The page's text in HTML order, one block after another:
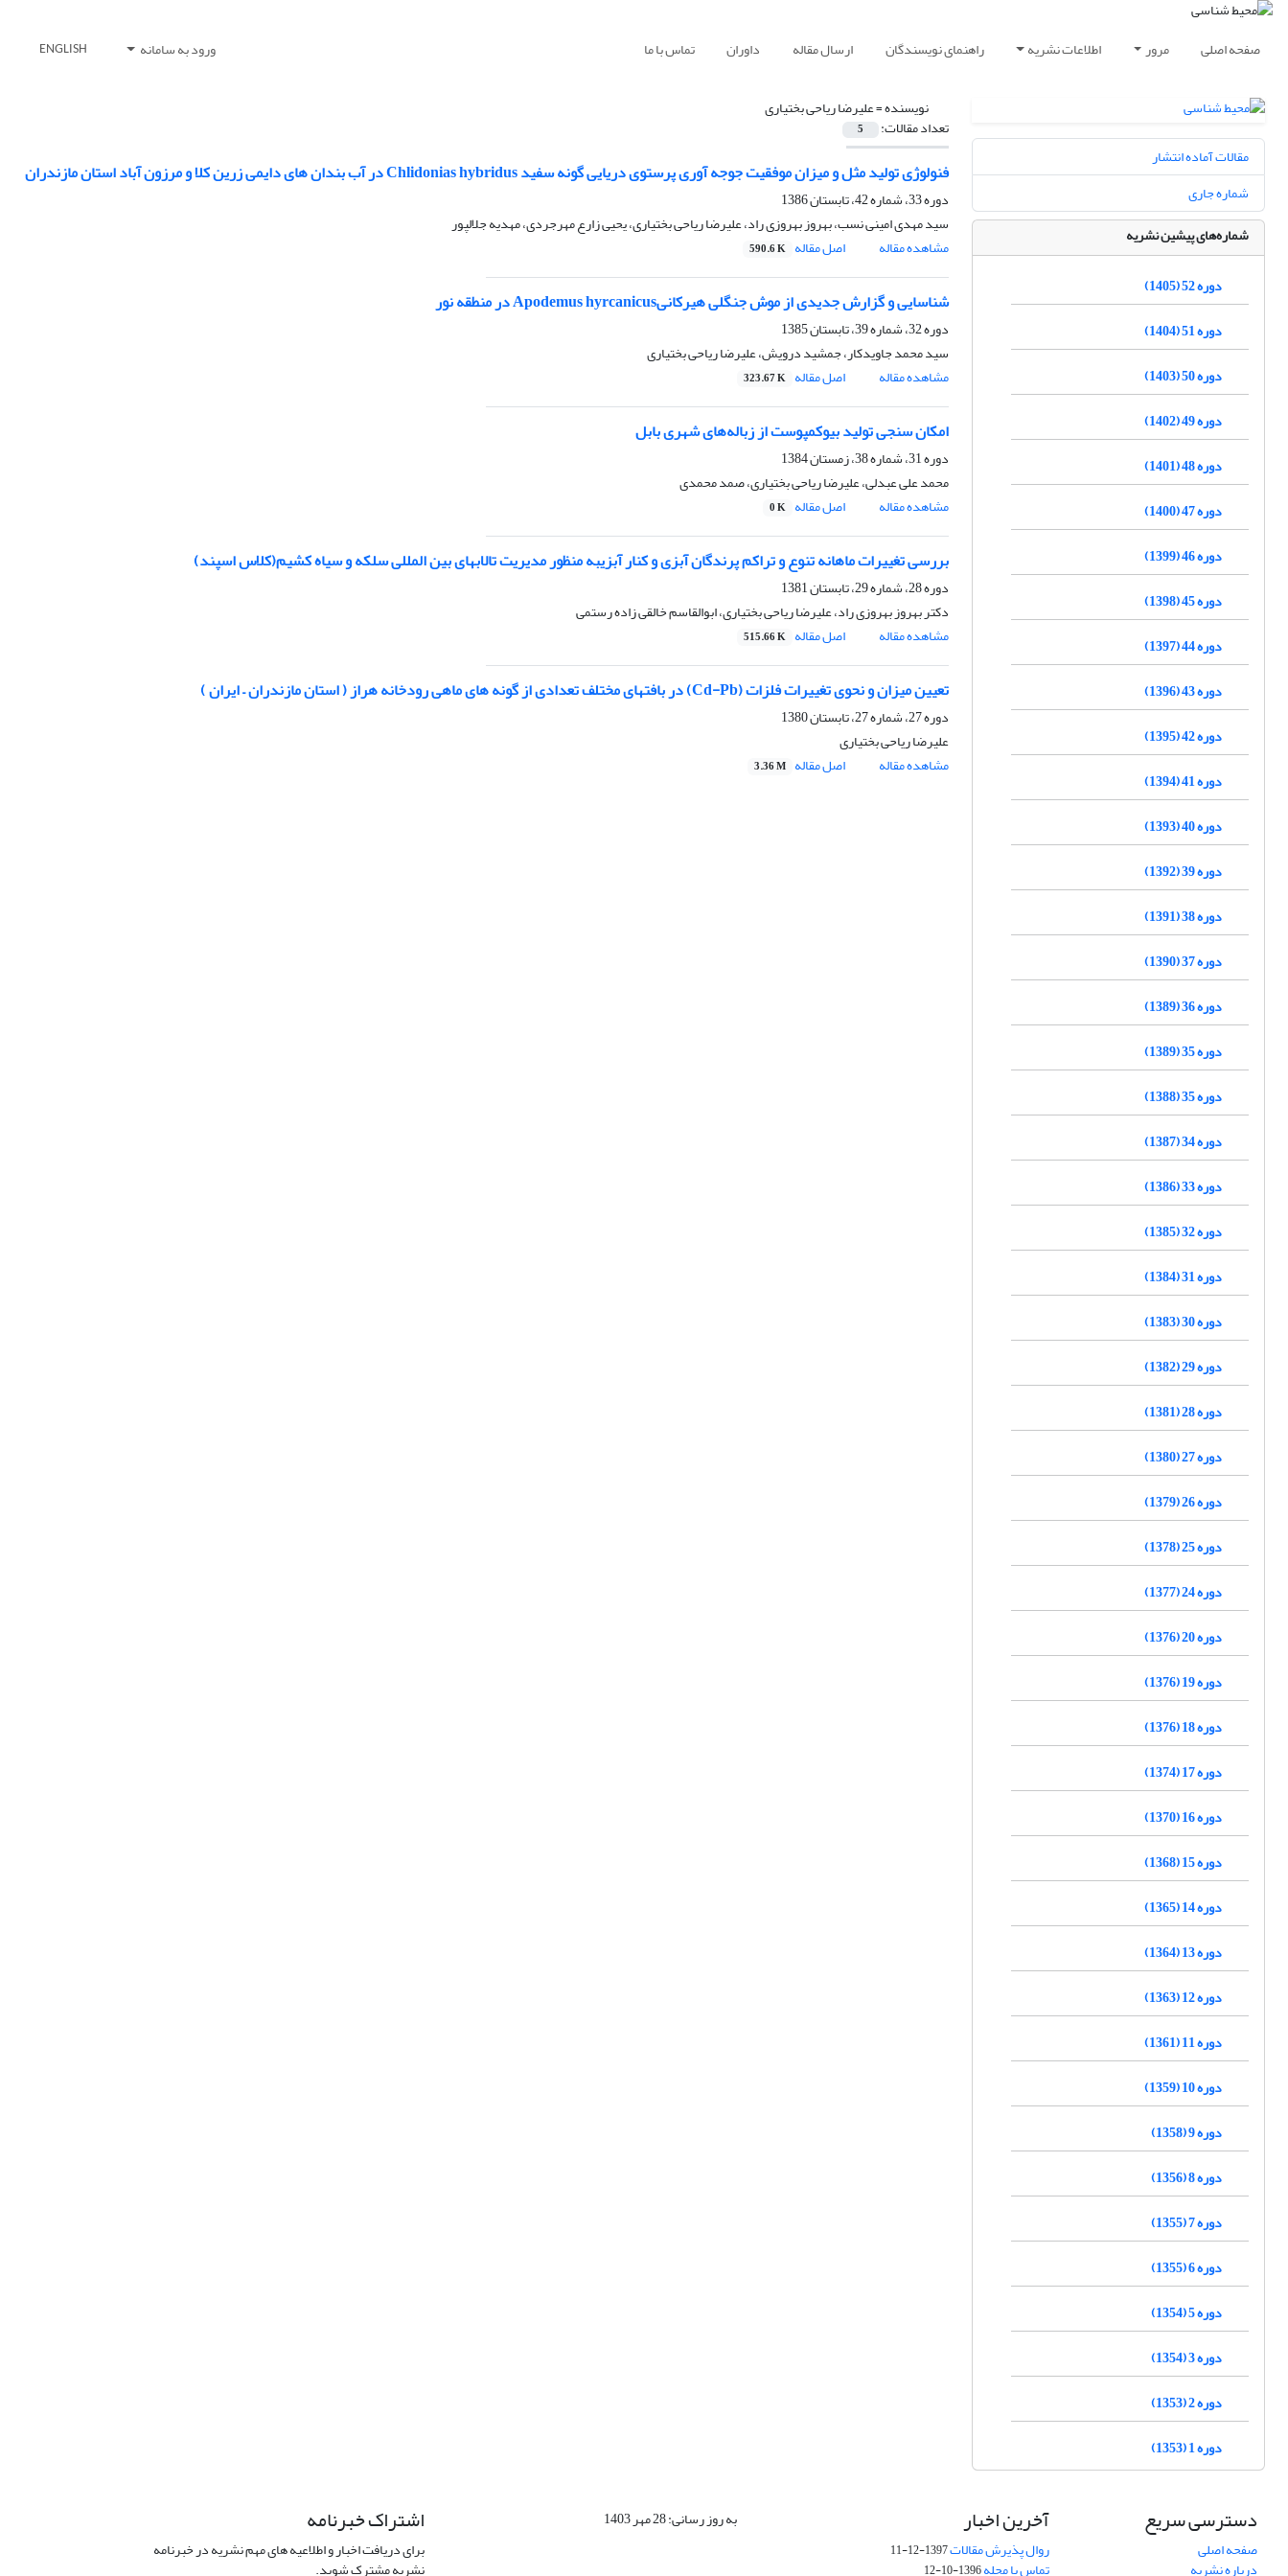
صفحه اصلی مرور اطلاعات نشریه راهنمای نویسندگان ارسال مقاله داوران تماس با ما ورود به سامانه ENGLISH
نویسنده =علیرضا ریاحی بختیاری
تعداد مقالات: 5
فنولوژی تولید مثل و میزان موفقیت جوجه آوری پرستوی دریایی گونه سفید Chlidonias hybridus در آب بندان های دایمی زرین کلا و مرزون آباد استان مازندران
دوره 33، شماره 42، تابستان 1386
سید مهدی امینی نسب، بهروز بهروزی راد، علیرضا ریاحی بختیاری، یحیی زارع مهرجردی، مهدیه جلالپور
مشاهده مقاله
اصل مقاله 590.6 K
شناسایی و گزارش جدیدی از موش جنگلی هیرکانیApodemus hyrcanicus در منطقه نور
دوره 32، شماره 39، تابستان 1385
سید محمد جاویدکار، جمشید درویش، علیرضا ریاحی بختیاری
مشاهده مقاله
اصل مقاله 323.67 K
امکان سنجی تولید بیوکمپوست از زباله‌های شهری بابل
دوره 31، شماره 38، زمستان 1384
محمد علی عبدلی، علیرضا ریاحی بختیاری، صمد محمدی
مشاهده مقاله
اصل مقاله 0 K
بررسی تغییرات ماهانه تنوع و تراکم پرندگان آبزی و کنار آبزیبه منظور مدیریت تالابهای بین المللی سلکه و سیاه کشیم(کلاس اسپند)
دوره 28، شماره 29، تابستان 1381
دکتر بهروز بهروزی راد، علیرضا ریاحی بختیاری، ابوالقاسم خالقی زاده رستمی
مشاهده مقاله
اصل مقاله 515.66 K
تعیین میزان و نحوی تغییرات فلزات (Cd-Pb) در بافتهای مختلف تعدادی از گونه های ماهی رودخانه هراز ( استان مازندران – ایران )
دوره 27، شماره 27، تابستان 1380
علیرضا ریاحی بختیاری
مشاهده مقاله
اصل مقاله 3.36 M
مقالات آماده انتشار
شماره جاری
شماره‌های پیشین نشریه
دوره 52 (1405)
دوره 51 (1404)
دوره 50 (1403)
دوره 49 (1402)
دوره 48 (1401)
دوره 47 (1400)
دوره 46 (1399)
دوره 45 (1398)
دوره 44 (1397)
دوره 43 (1396)
دوره 42 (1395)
دوره 41 (1394)
دوره 40 (1393)
دوره 39 (1392)
دوره 38 (1391)
دوره 37 (1390)
دوره 36 (1389)
دوره 35 (1389)
دوره 35 (1388)
دوره 34 (1387)
دوره 33 (1386)
دوره 32 (1385)
دوره 31 (1384)
دوره 30 (1383)
دوره 29 (1382)
دوره 28 (1381)
دوره 27 (1380)
دوره 26 (1379)
دوره 25 (1378)
دوره 24 (1377)
دوره 20 (1376)
دوره 19 (1376)
دوره 18 (1376)
دوره 17 (1374)
دوره 16 (1370)
دوره 15 (1368)
دوره 14 (1365)
دوره 13 (1364)
دوره 12 (1363)
دوره 11 (1361)
دوره 10 (1359)
دوره 9 (1358)
دوره 8 (1356)
دوره 7 (1355)
دوره 6 (1355)
دوره 5 (1354)
دوره 3 (1354)
دوره 2 (1353)
دوره 1 (1353)
دسترسی سریع
صفحه اصلی
درباره نشریه
آخرین اخبار
روال پذیرش مقالات1397-12-11
تماس با مجله1396-10-12
به روز رسانی: 28 مهر 1403 اشتراک خبرنامه
برای دریافت اخبار و اطلاعیه های مهم نشریه در خبرنامه
نشریه مشترک شوید.